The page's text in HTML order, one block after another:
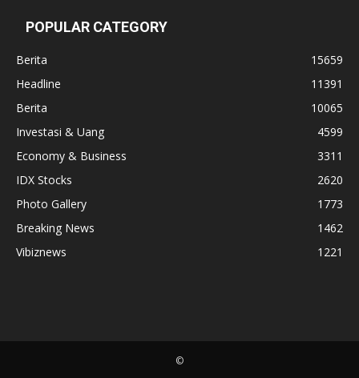
POPULAR CATEGORY
Berita
15659
Headline
11391
Berita
10065
Investasi & Uang
4599
Economy & Business
3311
IDX Stocks
2620
Photo Gallery
1773
Breaking News
1462
Vibiznews
1221
©